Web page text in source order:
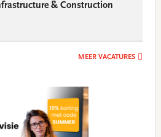
& Construction
MEER VACATURES